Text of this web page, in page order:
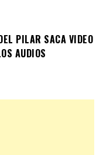
PILAR SACA VIDEO
AUDIOS